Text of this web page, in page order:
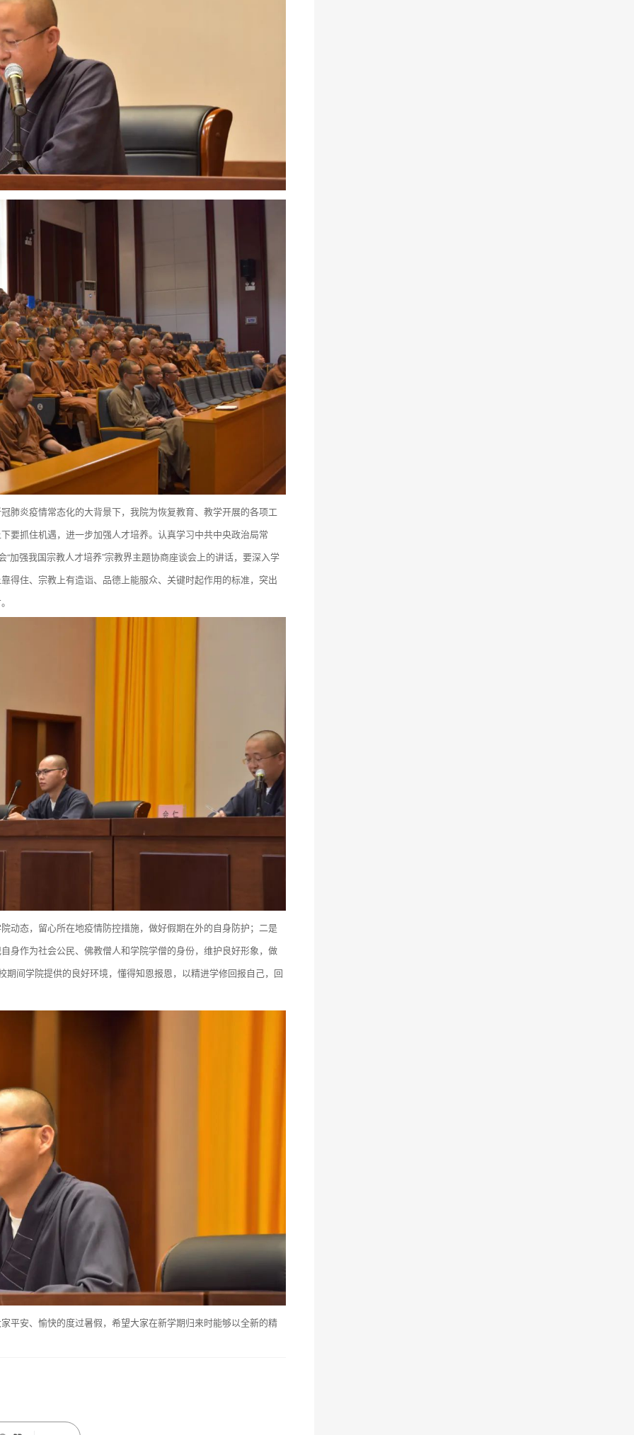
肺炎疫情常态化的大背景下，我院为恢复教育、教学开展的各项工
要抓住机遇，进一步加强人才培养。认真学习中共中央政治局常
加强我国宗教人才培养”宗教界主题协商座谈会上的讲话，要深入学
得住、宗教上有造诣、品德上能服众、关键时起作用的标准，突出
动态，留心所在地疫情防控措施，做好假期在外的自身防护；二是
身作为社会公民、佛教僧人和学院学僧的身份，维护良好形象，做
期间学院提供的良好环境，懂得知恩报恩，以精进学修回报自己，回
平安、愉快的度过暑假，希望大家在新学期归来时能够以全新的精